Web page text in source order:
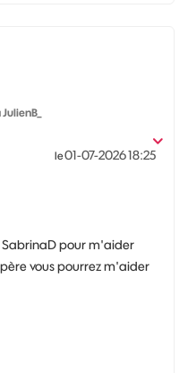
JulienB_
le‎01-07-202618:25
SabrinaD pour m'aider
vous pourrez m'aider